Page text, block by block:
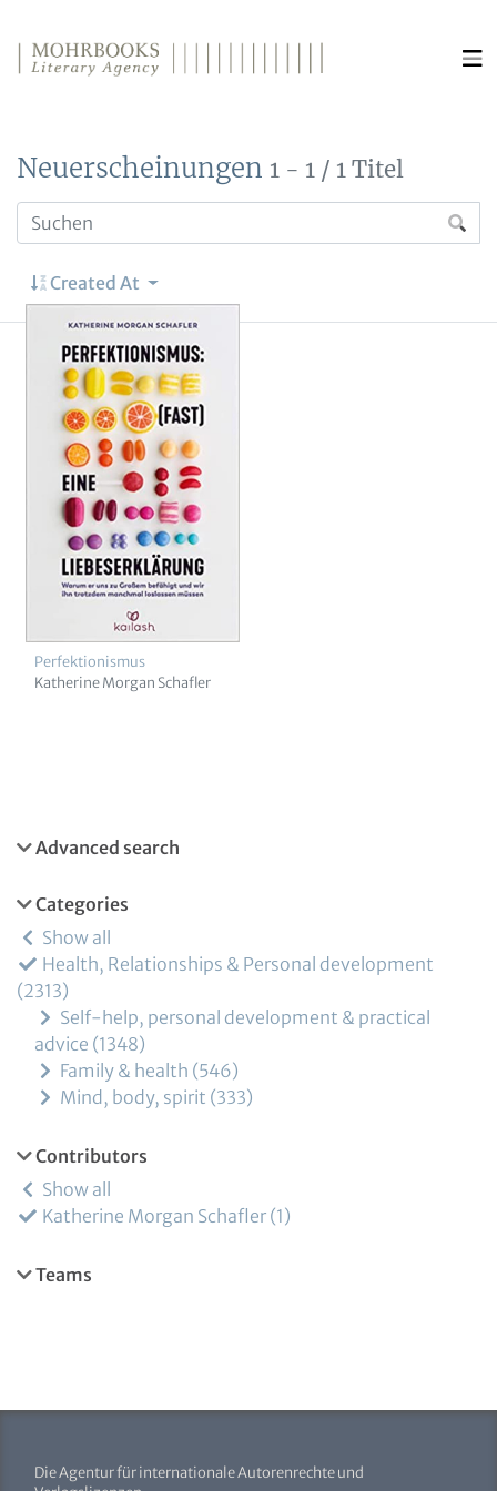
Neuerscheinungen 1 - 1 / 1 Titel
Created At
Perfektionismus
Katherine Morgan Schafler
Advanced search
Categories
Show all
Health, Relationships & Personal development
2313
Self-help, personal development & practical
advice 1348
Family & health 546
Mind, body, spirit 333
Contributors
Show all
Katherine Morgan Schafler 1
Teams
Die Agentur für internationale Autorenrechte und